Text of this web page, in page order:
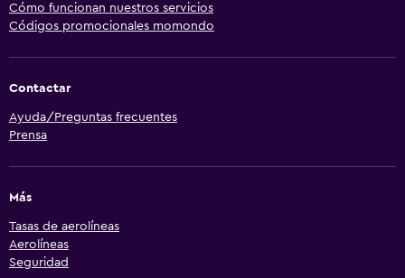
Cómo funcionan nuestros servicios
Códigos promocionales momondo
Contactar
Ayuda/Preguntas frecuentes
Prensa
Más
Tasas de aerolíneas
Aerolíneas
Seguridad